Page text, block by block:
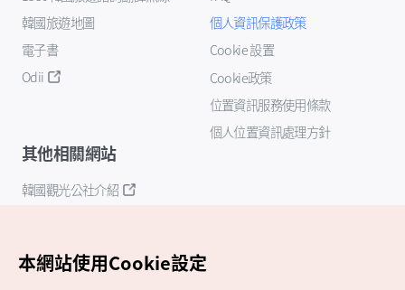
韓國旅遊地圖
電子書
Odii
個人資訊保護政策
Cookie 設置
Cookie政策
位置資訊服務使用條款
個人位置資訊處理方針
其他相關網站
韓國觀光公社介紹
本網站使用Cookie設定